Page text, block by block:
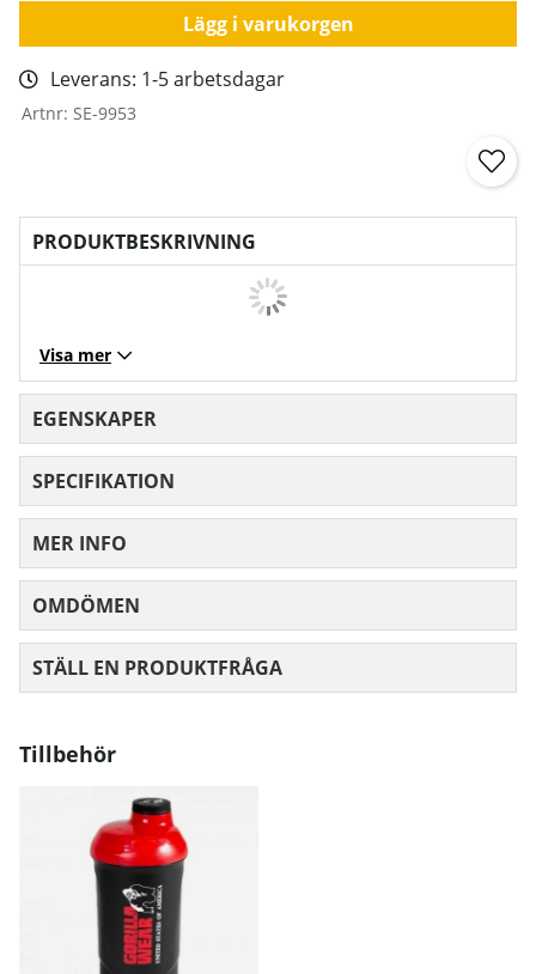
Lägg i varukorgen
Leverans: 1-5 arbetsdagar
Artnr: SE-9953
PRODUKTBESKRIVNING
Visa mer
EGENSKAPER
SPECIFIKATION
MER INFO
OMDÖMEN
STÄLL EN PRODUKTFRÅGA
Tillbehör